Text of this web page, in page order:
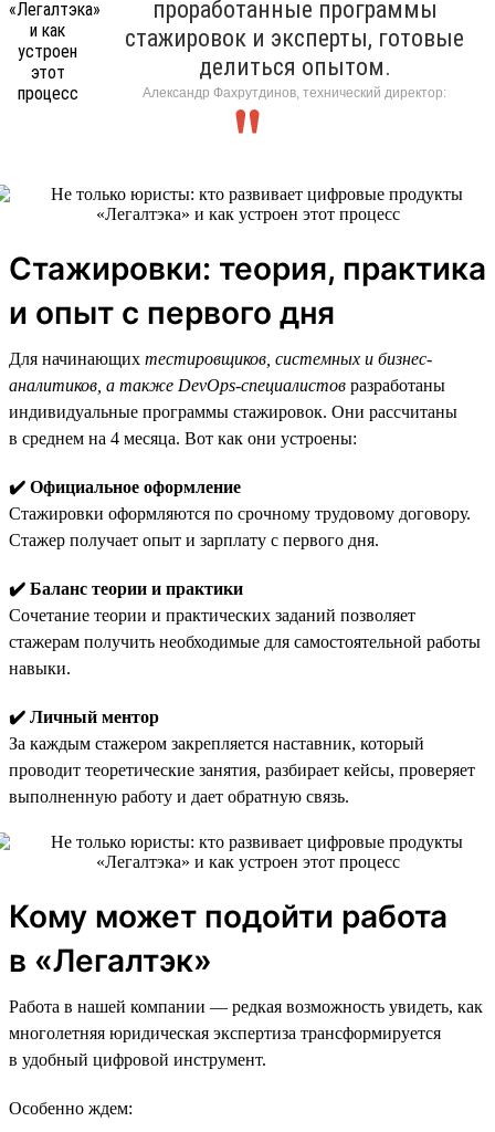
проработанные программы
стажировок и эксперты, готовые
делиться опытом.
Александр Фахрутдинов, технический директор:
Стажировки: теория, практика
и опыт с первого дня
Для начинающих тестировщиков, системных и бизнес-
аналитиков, а также DevOps-специалистов разработаны
индивидуальные программы стажировок. Они рассчитаны
в среднем на 4 месяца. Вот как они устроены:
✔️ Официальное оформление
Стажировки оформляются по срочному трудовому договору.
Стажер получает опыт и зарплату с первого дня.
✔️ Баланс теории и практики
Сочетание теории и практических заданий позволяет
стажерам получить необходимые для самостоятельной работы
навыки.
✔️ Личный ментор
За каждым стажером закрепляется наставник, который
проводит теоретические занятия, разбирает кейсы, проверяет
выполненную работу и дает обратную связь.
Кому может подойти работа
в «Легалтэк»
Работа в нашей компании — редкая возможность увидеть, как
многолетняя юридическая экспертиза трансформируется
в удобный цифровой инструмент.
Особенно ждем: